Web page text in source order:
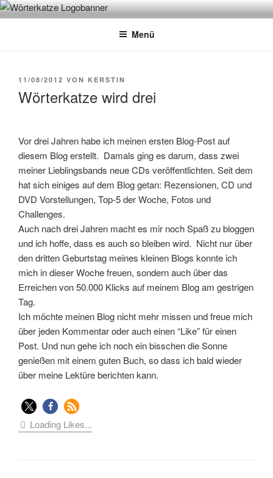
Zum
InhaltWÖRTERKATZE
Von Büchern erzählen
Menü
VERÖFFENTLICHT
11/08/2012 VON KERSTIN
Wörterkatze wird drei
Vor drei Jahren habe ich meinen ersten Blog-Post auf
diesem Blog erstellt. Damals ging es darum, dass zwei
meiner Lieblingsbands neue CDs veröffentlichten. Seit dem
hat sich einiges auf dem Blog getan: Rezensionen, CD und
DVD Vorstellungen, Top-5 der Woche, Fotos und
Challenges.
Auch nach drei Jahren macht es mir noch Spaß zu bloggen
und ich hoffe, dass es auch so bleiben wird. Nicht nur über
den dritten Geburtstag meines kleinen Blogs konnte ich
mich in dieser Woche freuen, sondern auch über das
Erreichen von 50.000 Klicks auf meinem Blog am gestrigen
Tag.
Ich möchte meinen Blog nicht mehr missen und freue mich
über jeden Kommentar oder auch einen “Like” für einen
Post. Und nun gehe ich noch ein bisschen die Sonne
genießen mit einem guten Buch, so dass ich bald wieder
über meine Lektüre berichten kann.
Loading Likes...